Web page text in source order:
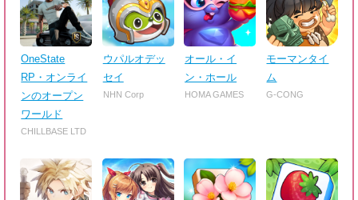
OneState
RP・オンライ
ンのオープン
ワールド
CHILLBASE LTD
ウパルオデッ
セイ
NHN Corp
オール・イ
ン・ホール
HOMA GAMES
モーマンタイ
ム
G-CONG